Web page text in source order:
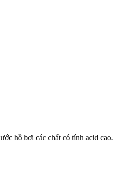
hồ bơi các chất có tính acid cao.